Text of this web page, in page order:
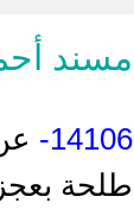
مسند
14106-
طلحة